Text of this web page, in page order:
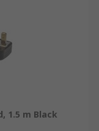
1.5 m Black